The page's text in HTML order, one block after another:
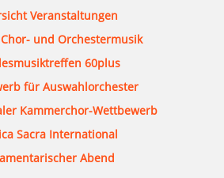
Veranstaltungen
und Orchestermusik
60plus
für Auswahlorchester
Kammerchor-Wettbewerb
Sacra International
Abend